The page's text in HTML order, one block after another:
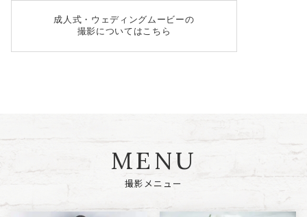
成人式・ウェディングムービーの
撮影についてはこちら
ME NU
撮影メ ニ ュ ー